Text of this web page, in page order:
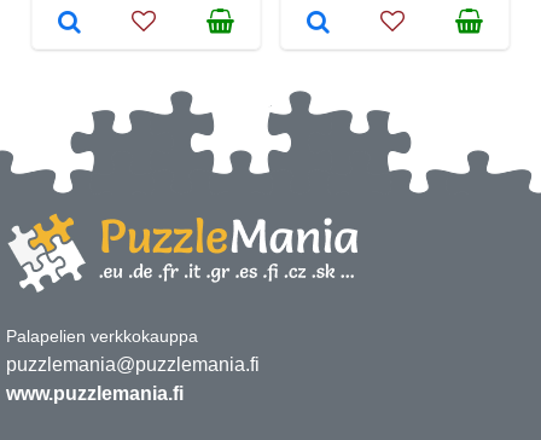
Palapelien verkkokauppa
puzzlemania@puzzlemania.fi
www.puzzlemania.fi